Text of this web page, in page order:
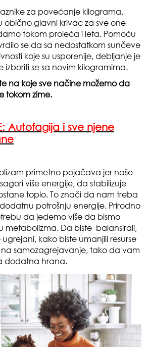
za povećanje kilograma.
obično glavni krivac za sve one
tokom proleća i leta. Pomoću
se da sa nedostatkom sunčeve
koje su usporenije, debljanje je
izboriti se sa novim kilogramima.
na koje sve načine možemo da
tokom zime.
Autofagija i sve njene
primetno pojačava jer naše
više energije, da stabilizuje
toplo. To znači da nam treba
potrošnju energije. Prirodno
da jedemo više da bismo
metabolizma. Da biste balansirali,
kako biste umanjili resurse
na samozagrejavanje, tako da vam
dodatna hrana.